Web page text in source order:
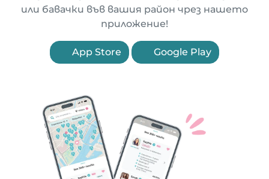
или бавачки във вашия район чрез нашето
приложение!
App Store Google Play